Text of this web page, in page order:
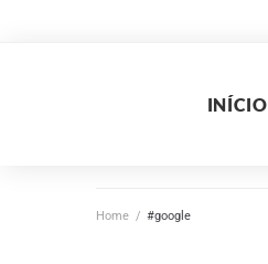
INÍCIO
Home / #google